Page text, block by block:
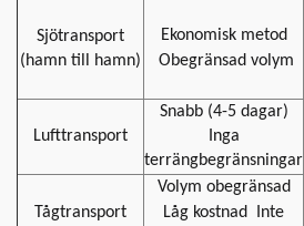
Sjötransport
(hamn till hamn)
Ekonomisk metod
Obegränsad volym
Lufttransport
Snabb (4-5 dagar)
Inga
terrängbegränsningar
Tågtransport
Volym obegränsad
Låg kostnad
Inte